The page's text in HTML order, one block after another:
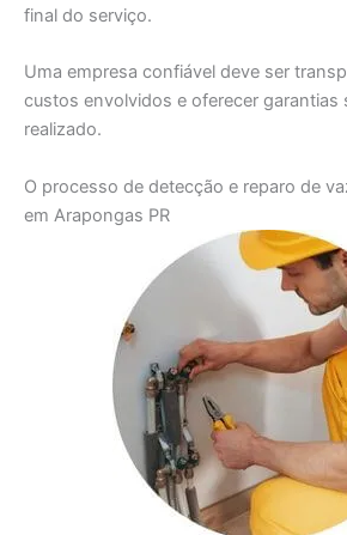
final do serviço.
Uma empresa confiável deve ser
custos envolvidos e oferecer garantias
realizado.
O processo de detecção e reparo de
em Arapongas PR